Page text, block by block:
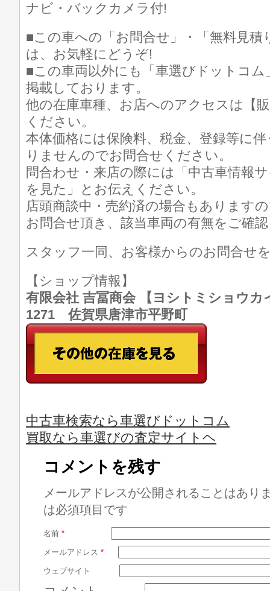
ナビ・バックカメラ付!
■この車への「お問合せ」・「無料見積
は、お気軽にどうぞ!
■この車両以外にも「車選びドットコ
掲載しております。
他の在庫車種、お店へのアクセスは【
ください。
本体価格には保険料、税金、登録等に
りませんのでお問合せください。
問合わせ・来店の際には「中古車情報
を見た」とお伝えください。
店頭商談中・売約済の場合もあります
お問合せ頂き、該当車両の有無をご確
スタッフ一同、お客様からのお問合せ
【ショップ情報】
有限会社 吉冨商会 【ヨシトミショウ
1271 佐賀県唐津市平野町
中古車検索なら車選びドットコム
買取なら車選びの査定サイトヘ
コメントを残す
メールアドレスが公開されることはあり
は必須項目です
名前 *
メールアドレス *
ウェブサイト